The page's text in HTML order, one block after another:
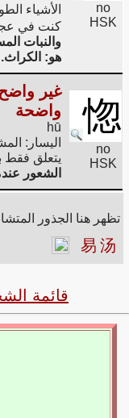
no
HSK
كنت في
والنبات
هو: الكراث.
惚
no
HSK
غير
واضحة
hū
اليسار:
يتعلق
الشعور
تظهر هنا الجذور
易 汤
قائمة